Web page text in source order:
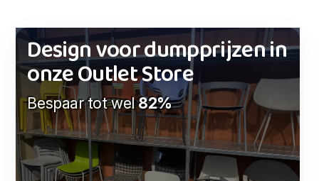
Design voor dumpprijzen in
onze Outlet Store
Bespaar tot wel82%